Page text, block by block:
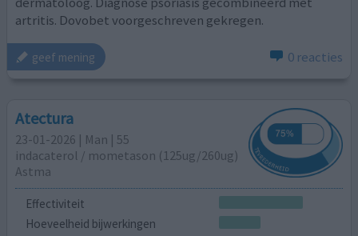
artritis. Dovobet voorgeschreven gekregen.
geef mening 0 reacties
Atectura
23-01-2026 | Man | 55
indacaterol / mometason (125ug/260ug)
Astma
Effectiviteit
Hoeveelheid bijwerkingen